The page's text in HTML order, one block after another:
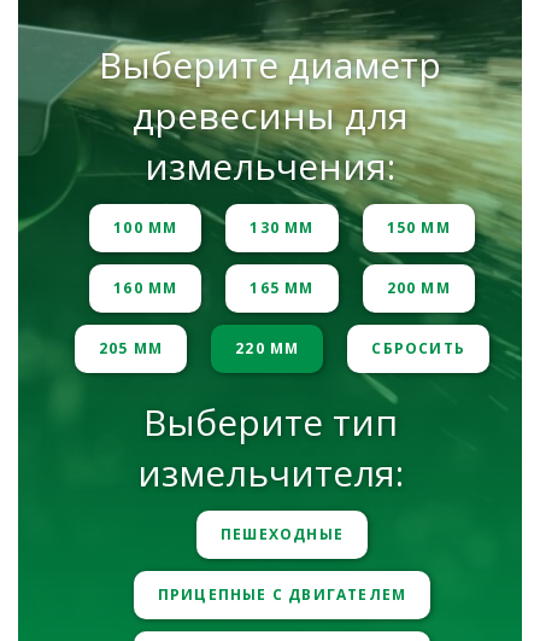
Выберите диаметр
древесины для
измельчения:
100 ММ 130 ММ 150 ММ
160 ММ 165 ММ 200 ММ
205 ММ 220 ММ СБРОСИТЬ
Выберите тип
измельчителя:
ПЕШЕХОДНЫЕ
ПРИЦЕПНЫЕ С ДВИГАТЕЛЕМ